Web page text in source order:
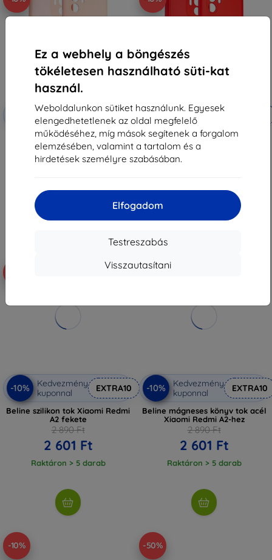
Ez a webhely a böngészés
tökéletesen használható süti-kat
használ.
Weboldalunkon sütiket használunk. Egyesek
elengedhetetlenek az oldal megfelelő
működéséhez, míg mások segítenek a forgalom
elemzésében, valamint a tartalom és a
hirdetések személyre szabásában.
Elfogadom
Testreszabás
Visszautasítani
Kedvezmény
kuponnal
EXTRA10
Beline szilikon tok rózsaarany
Xiaomi Redmi A2-hez
2 890 Ft
Raktáron > 5 darab
-10%
Kedvezmény
kuponnal
Beline szilikon tok piros Xiaomi
Redmi A2-hez
Raktáron > 5 darab
-10%
Kedvezmény
kuponnal
EXTRA10
Beline szilikon tok Xiaomi Redmi
A2 fekete
2 890 Ft
2 601 Ft
Raktáron > 5 darab
-10%
-10%
Kedvezmény
kuponnal
EXTRA10
Beline mágneses könyv tok acél
Xiaomi Redmi A2-hez
2 890 Ft
2 601 Ft
Raktáron > 5 darab
-10% -50%